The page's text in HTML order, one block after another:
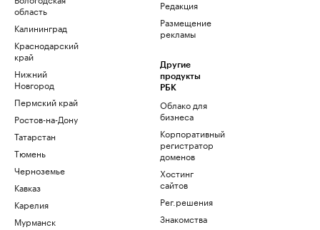
область
Калининград
Краснодарский
край
Нижний
Новгород
Пермский край
Ростов-на-Дону
Татарстан
Тюмень
Черноземье
Кавказ
Карелия
Мурманск
Редакция
Размещение
рекламы
Другие
продукты
РБК
Облако для
бизнеса
Корпоративный
регистратор
доменов
Хостинг
сайтов
Рег.решения
Знакомства